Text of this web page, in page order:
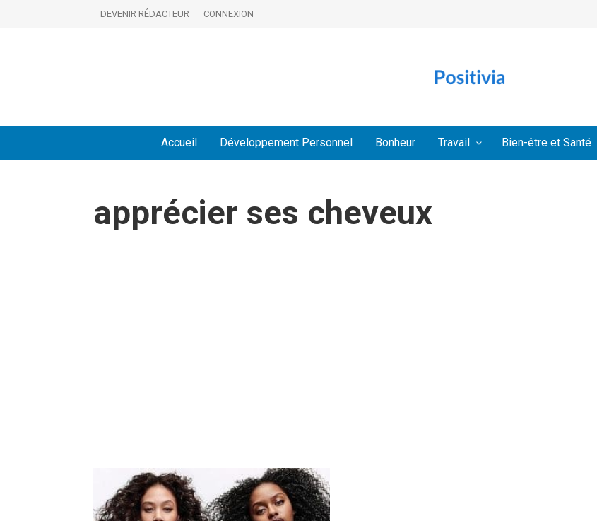
DEVENIR RÉDACTEUR CONNEXION
Accueil Développement Personnel Bonheur Travail Bien-être et Santé
apprécier ses cheveux